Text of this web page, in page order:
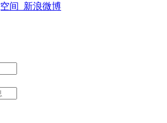
间 新浪微博